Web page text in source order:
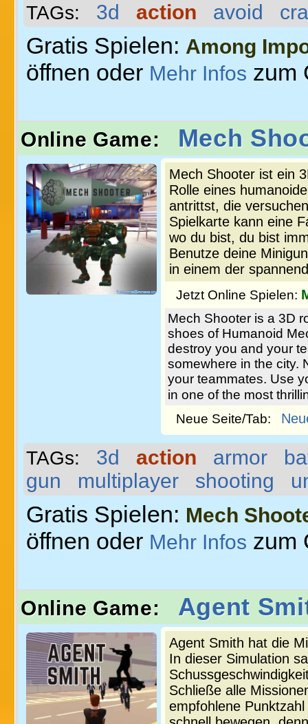
TAGs: 3d action avoid
Gratis Spielen: Among
öffnen oder Mehr Infos zum
Online Game: Mech
Mech Shooter ist ein
Rolle eines
antrittst, die
Spielkarte kann eine
wo du bist, du bist
Benutze deine
in einem der
Jetzt Online Spielen:
Mech Shooter is a 3D
shoes of Humanoid
destroy you and your
somewhere in the city.
your teammates. Use
in one of the most
Neue Seite/Tab:
TAGs: 3d action armor
gun
multiplayer shooting
Gratis Spielen: Mech
öffnen oder Mehr Infos zum
Online Game: Agent
Agent Smith hat die
In dieser Simulation
Schließe alle
empfohlene